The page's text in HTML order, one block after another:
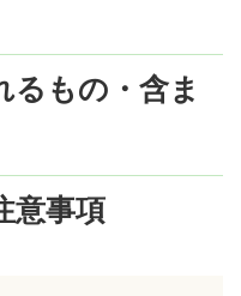
関空10:00～10:30頃
テルへご案内
ルフ場へご案内
ヒルトンハノイ・オペラ
田 中 部
関 空
るもの・含ま
意事項